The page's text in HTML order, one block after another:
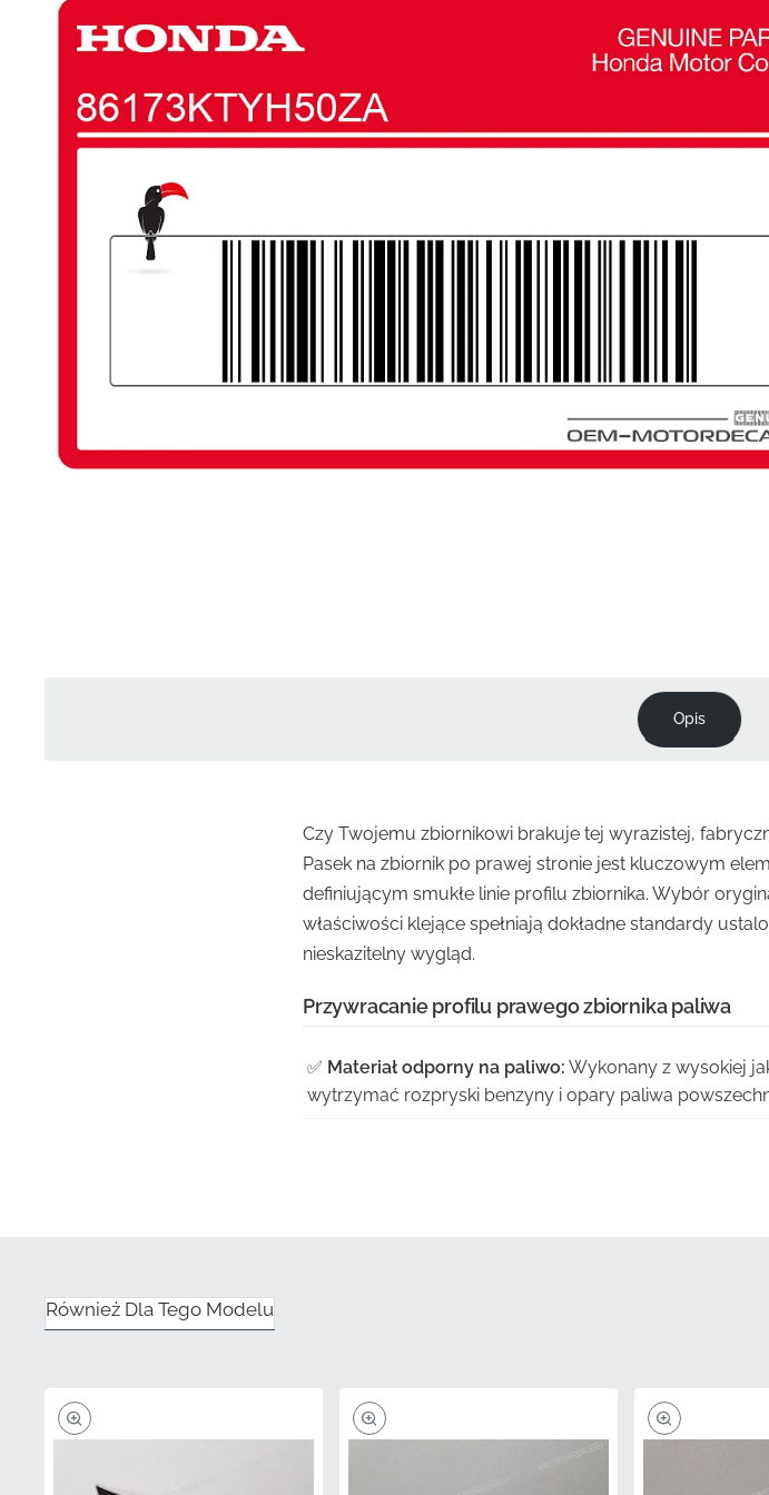
Opis
Czy Twojemu zbiornikowi brakuje tej wyrazistej,
Pasek na zbiornik po prawej stronie jest kluczowym
definiującym smukłe linie profilu zbiornika. Wybór
właściwości klejące spełniają dokładne standardy
nieskazitelny wygląd.
Przywracanie profilu prawego zbiornika paliwa
✅ Materiał odporny na paliwo: Wykonany z wysokiej
wytrzymać rozpryski benzyny i opary paliwa
Oficjalna część producenta:
Ten autentyczny
co gwarantuje, że spełnia wszystkie fabryczne kontrole
Również Dla Tego Modelu